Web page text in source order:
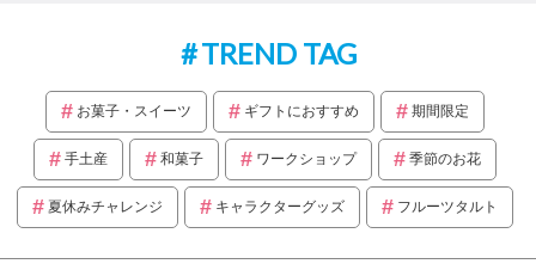
TREND TAG
お菓子・スイーツ ギフトにおすすめ 期間限定
手土産 和菓子 ワークショップ 季節のお花
夏休みチャレンジ キャラクターグッズ フルーツタルト